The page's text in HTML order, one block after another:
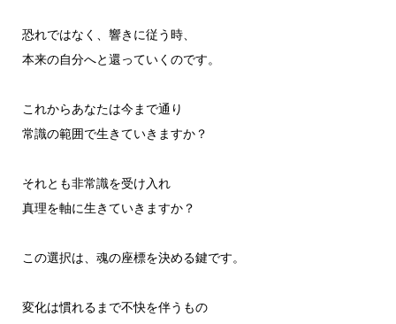
恐れではなく、響きに従う時、
本来の自分へと還っていくのです。
これからあなたは今まで通り
常識の範囲で生きていきますか？
それとも非常識を受け入れ
真理を軸に生きていきますか？
この選択は、魂の座標を決める鍵です。
変化は慣れるまで不快を伴うもの